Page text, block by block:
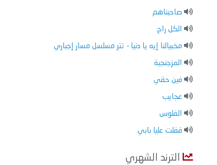
صاحبناهم
الكل راح
مخبيالنا إيه يا دنيا - تتر مسلسل مسار إجباري
المزجنجية
فين حقي
عجايب
الفلوس
قفلت عليا بابي
الترند الشهري